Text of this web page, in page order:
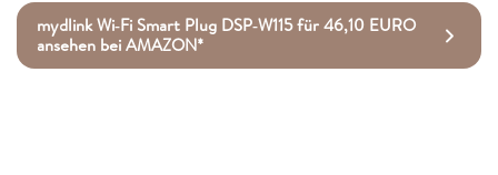
mydlink Wi‑Fi Smart Plug DSP‑W115 für 46,10 EURO
ansehen bei AMAZON*